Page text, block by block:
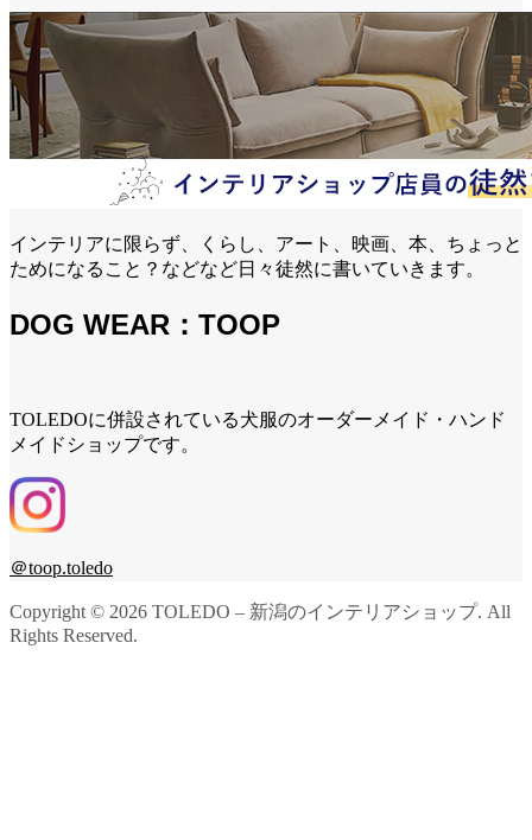
インテリアに限らず、くらし、アート、映画、本、ちょっと
ためになること？などなど日々徒然に書いていきます。
DOG WEAR：TOOP
TOLEDOに併設されている犬服のオーダーメイド・ハンド
メイドショップです。
＠toop.toledo
Copyright © 2026 TOLEDO – 新潟のインテリアショップ. All
Rights Reserved.